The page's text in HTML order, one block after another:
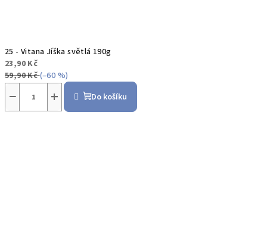
25 - Vitana Jíška světlá 190g
23,90 Kč
59,90 Kč(–60 %)
+
− Do košíku